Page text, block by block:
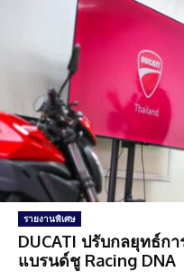
รายงานพิเศษ
DUCATI ปรับกลยุทธ์ก
แบรนด์ชู Racing DNA